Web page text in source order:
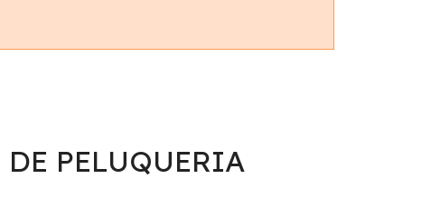
PELUQUERIA